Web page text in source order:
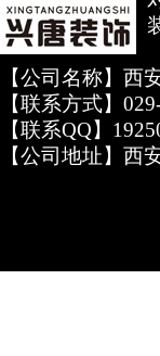
【公司名称】西
【联系方式】
【联系QQ】
【公司地址】西